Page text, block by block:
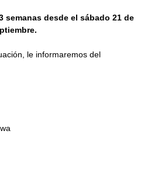
semanas desde el sábado 21 de
le informaremos del